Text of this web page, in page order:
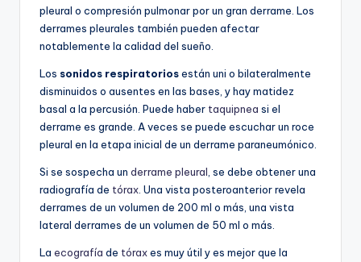
pleural o compresión pulmonar por un gran derrame. Los
derrames pleurales también pueden afectar
notablemente la calidad del sueño.
Los sonidos respiratoriosestán uni o bilateralmente
disminuidos o ausentes en las bases, y hay matidez
basal a la percusión. Puede haber taquipnea si el
derrame es grande. A veces se puede escuchar un roce
pleural en la etapa inicial de un derrame paraneumónico.
Si se sospecha un derrame pleural , se debe obtener una
radiografía de tórax Una vista posteroanterior revela
derrames de un volumen de 200 ml o más, una vista
lateral derrames de un volumen de 50 ml o más.
La ecografía de tóraxes muy útil y es mejor que la